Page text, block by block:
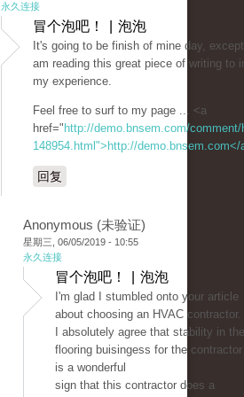
永久连接
冒个泡吧！ | 泡泡
It's going to be finish of mine day,
am reading this great piece of writing to
my experience.
Feel free to surf to my page ... <a
href=" http://demo.bnsem.com/
148954.html">http://demo.bnsem.com</
回复
Anonymous (未验证)
星期三, 06/05/2019 - 10:55
永久连接
冒个泡吧！ | 泡泡
I'm glad I stumbled onto your article
about choosing an HVAC contractor.
I absolutely agree that stability in the
flooring buisingess for the contractor
is a wonderful
sign that this contractor does a